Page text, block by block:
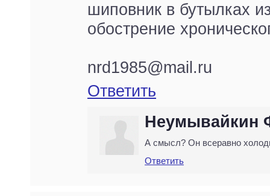
шиповник в бутылках
обострение
nrd1985@mail.ru
Ответить
Неумывайкин
А смысл? Он всеравно
Ответить